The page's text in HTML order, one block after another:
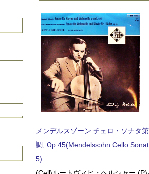
メンデルスゾーン:チェロ・ソナタ
調, Op.45(Mendelssohn:Cello
5)
(Cell)ルートヴィヒ・ヘルシャー